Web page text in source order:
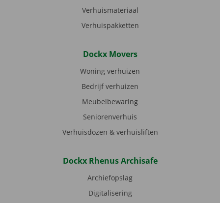
Verhuismateriaal
Verhuispakketten
Dockx Movers
Woning verhuizen
Bedrijf verhuizen
Meubelbewaring
Seniorenverhuis
Verhuisdozen & verhuisliften
Dockx Rhenus Archisafe
Archiefopslag
Digitalisering